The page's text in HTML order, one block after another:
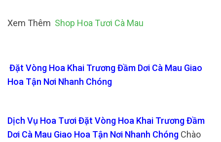
Xem Thêm Shop Hoa Tươi Cà Mau
Đặt Vòng Hoa Khai Trương Đầm Dơi Cà Mau Giao
Hoa Tận Nơi Nhanh Chóng
Dịch Vụ Hoa Tươi Đặt Vòng Hoa Khai Trương Đầm
Dơi Cà Mau Giao Hoa Tận Nơi Nhanh Chóng Chào